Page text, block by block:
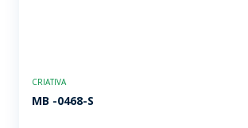
CRIATIVA
MB -0468-S